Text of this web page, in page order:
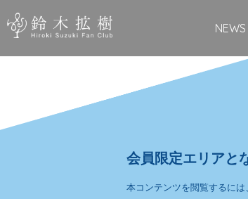
NEWS
会員限定エリアと
本コンテンツを閲覧するには